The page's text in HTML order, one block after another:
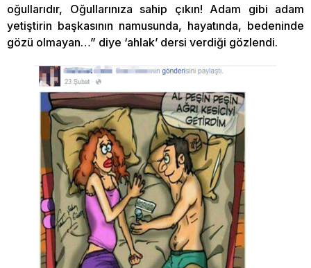
oğullarıdır, Oğullarınıza sahip çıkın! Adam gibi adam
yetiştirin başkasının namusunda, hayatında, bedeninde
gözü olmayan…” diye ‘ahlak’ dersi verdiği gözlendi.